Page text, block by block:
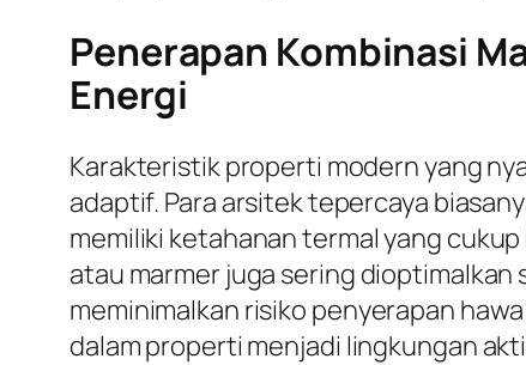
Penerapan Kombinasi
Energi
Karakteristik properti modern yang
adaptif. Para arsitek tepercaya
memiliki ketahanan termal yang
atau marmer juga sering
meminimalkan risiko penyerapan
dalam properti menjadi lingkungan